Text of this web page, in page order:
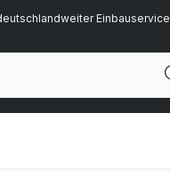
Einbauservice